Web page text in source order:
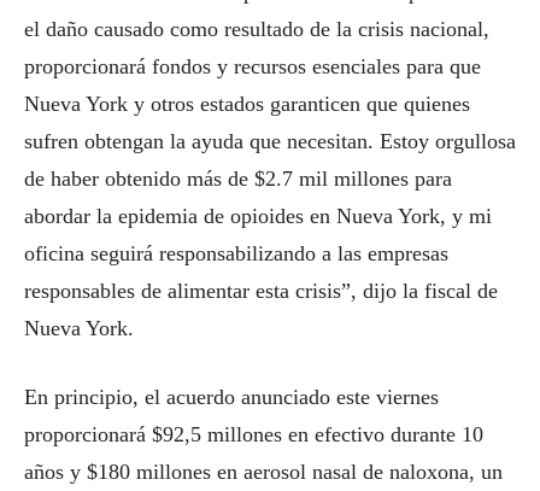
el daño causado como resultado de la crisis nacional,
proporcionará fondos y recursos esenciales para que
Nueva York y otros estados garanticen que quienes
sufren obtengan la ayuda que necesitan. Estoy orgullosa
de haber obtenido más de $2.7 mil millones para
abordar la epidemia de opioides en Nueva York, y mi
oficina seguirá responsabilizando a las empresas
responsables de alimentar esta crisis”, dijo la fiscal de
Nueva York.
En principio, el acuerdo anunciado este viernes
proporcionará $92,5 millones en efectivo durante 10
años y $180 millones en aerosol nasal de naloxona, un